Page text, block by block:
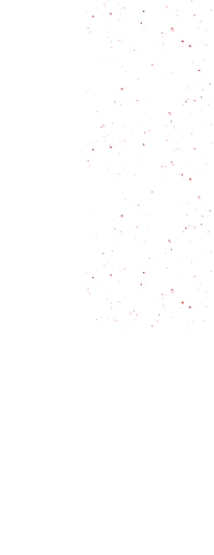
Mejillones
debería ser
Aperitivos
Pescado y
Sardinas en
que Te